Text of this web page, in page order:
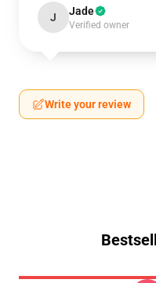
J Jade
Verified owner
Write your review